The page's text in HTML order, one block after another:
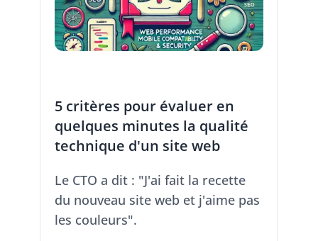
5 critères pour évaluer en
quelques minutes la qualité
technique d'un site web
Le CTO a dit : "J'ai fait la recette
du nouveau site web et j'aime pas
les couleurs".